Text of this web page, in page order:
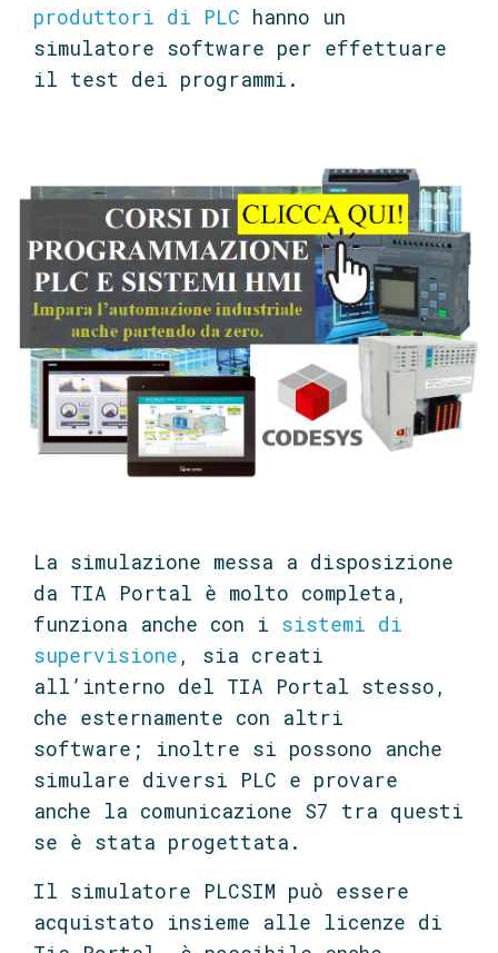
produttori di PLC hanno un
simulatore software per effettuare
il test dei programmi.
La simulazione messa a disposizione
da TIA Portal è molto completa,
funziona anche con i sistemi di
supervisione , sia creati
all’interno del TIA Portal stesso,
che esternamente con altri
software; inoltre si possono anche
simulare diversi PLC e provare
anche la comunicazione S7 tra questi
se è stata progettata.
Il simulatore PLCSIM può essere
acquistato insieme alle licenze di